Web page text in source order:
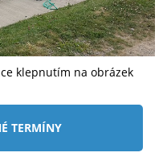
klepnutím na obrázek
TERMÍNY